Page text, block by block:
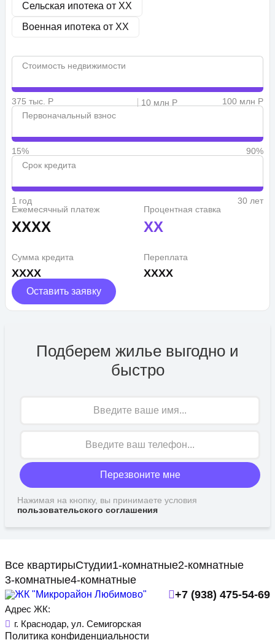
Сельская ипотека от XX
Военная ипотека от XX
Стоимость недвижимости
375 тыс. Р 10 млн Р
100 млн Р
Первоначальный взнос
15%
90%
Срок кредита
1 год
30 лет
Ежемесячный платеж
XXXX
Процентная ставка
XX
Сумма кредита
XXXX
Переплата
XXXX
Оставить заявку
Подберем жилье выгодно и
быстро
Перезвоните мне
Нажимая на кнопку, вы принимаете условия
пользовательского соглашения
Все квартирыСтудии1-комнатные2-комнатные
3-комнатные4-комнатные
Адрес ЖК:
г. Краснодар, ул. Семигорская
+7 (938) 475-54-69
Политика конфиденциальности